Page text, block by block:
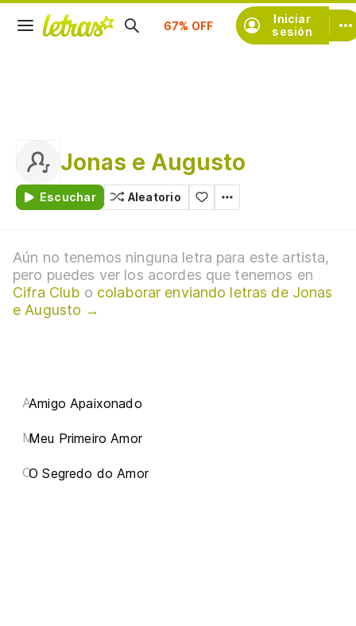
Iniciar
sesión
Suscríbete
Jonas e Augusto
Escuchar Aleatorio
Aún no tenemos ninguna letra para este artista,
pero puedes ver los acordes que tenemos en
Cifra Club o colaborar enviando letras de Jonas
e Augusto →
AAmigo Apaixonado
MMeu Primeiro Amor
OO Segredo do Amor